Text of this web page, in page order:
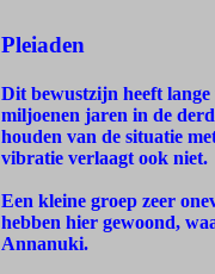
Pleiaden
Dit bewustzijn heeft
miljoenen jaren in de
houden van de situatie
vibratie verlaagt ook niet.
Een kleine groep zeer
hebben hier gewoond,
Annanuki.